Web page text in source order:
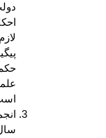
سال ۱۳۹۷